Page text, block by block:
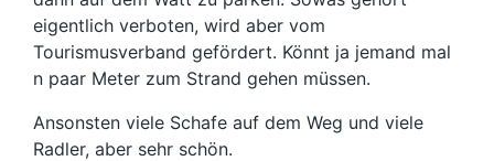
eigentlich verboten, wird aber vom
Tourismusverband gefördert. Könnt ja jemand mal
n paar Meter zum Strand gehen müssen.
Ansonsten viele Schafe auf dem Weg und viele
Radler, aber sehr schön.